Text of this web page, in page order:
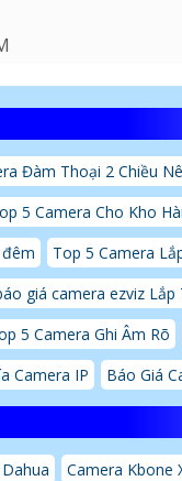
Đàm Thoại 2 Chiều
5 Camera Cho Kho
Top 5 Camera
giá camera ezviz Lắp
5 Camera Ghi Âm Rõ
Camera IP Báo Giá
Camera Kbone